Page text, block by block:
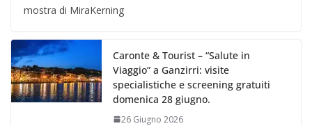
mostra di MiraKerning
Caronte & Tourist – “Salute in
Viaggio” a Ganzirri: visite
specialistiche e screening gratuiti
domenica 28 giugno.
26 Giugno 2026